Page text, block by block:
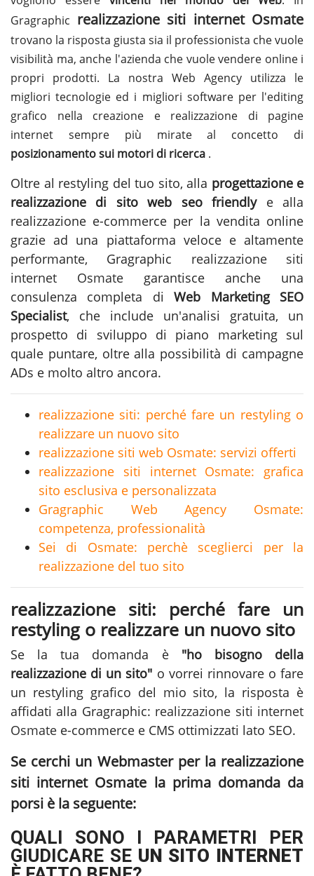
Gragraphic realizzazione siti internet Osmate
trovano la risposta giusta sia il professionista che vuole
visibilità ma, anche l'azienda che vuole vendere online i
propri prodotti. La nostra Web Agency utilizza le
migliori tecnologie ed i migliori software per l'editing
grafico nella creazione e realizzazione di pagine
internet sempre più mirate al concetto di
posizionamento sui motori di ricerca .
Oltre al restyling del tuo sito, alla progettazione e
realizzazione di sito web seo friendly e alla
realizzazione e-commerce per la vendita online
grazie ad una piattaforma veloce e altamente
performante, Gragraphic realizzazione siti
internet Osmate garantisce anche una
consulenza completa diWeb Marketing SEO
Specialist, che include un'analisi gratuita, un
prospetto di sviluppo di piano marketing sul
quale puntare, oltre alla possibilità di campagne
ADs e molto altro ancora.
realizzazione siti: perché fare un restyling o
realizzare un nuovo sito
realizzazione siti web Osmate: servizi offerti
realizzazione siti internet Osmate: grafica
sito esclusiva e personalizzata
Gragraphic Web Agency Osmate:
competenza, professionalità
Sei di Osmate: perchè sceglierci per la
realizzazione del tuo sito
realizzazione siti: perché fare un
restyling o realizzare un nuovo sito
Se la tua domanda è "ho bisogno della
realizzazione di un sito" o vorrei rinnovare o fare
un restyling grafico del mio sito, la risposta è
affidati alla Gragraphic: realizzazione siti internet
Osmate e-commerce e CMS ottimizzati lato SEO.
Se cerchi un Webmaster per la realizzazione
siti internet Osmate la prima domanda da
porsi è la seguente:
QUALI SONO I PARAMETRI PER
GIUDICARE SEUN SITO INTERNET